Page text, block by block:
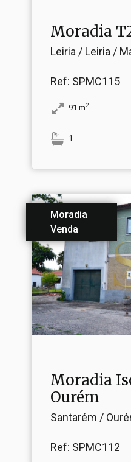
Moradia
Leiria / Leiria /
Ref: SPMC115
91 m2
1
Moradia
Venda
Moradia
Ourém
Santarém /
Ref: SPMC112